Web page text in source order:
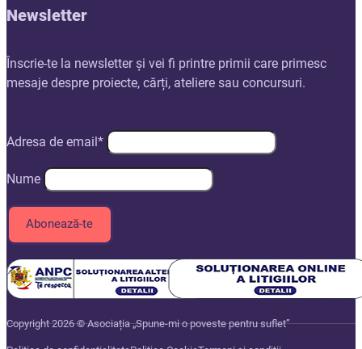
Newsletter
Înscrie-te la newsletter și vei fi printre primii care primesc
mesaje despre proiecte, cărți, ateliere sau concursuri.
Adresa de email*
Nume
Copyright 2026 © Asociația „Spune-mi o poveste pentru suflet”